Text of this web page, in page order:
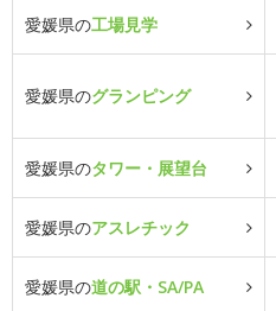
愛媛県の工場見学
愛媛県のグランピング
愛媛県のタワー・展望台
愛媛県のアスレチック
愛媛県の道の駅・SA/PA